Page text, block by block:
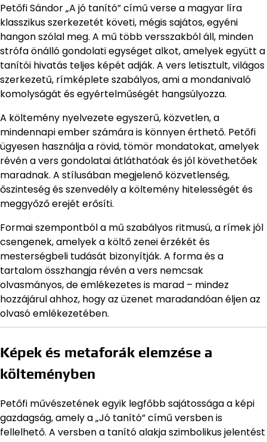
Petőfi Sándor „A jó tanító” című verse a magyar líra
klasszikus szerkezetét követi, mégis sajátos, egyéni
hangon szólal meg. A mű több versszakból áll, minden
strófa önálló gondolati egységet alkot, amelyek együtt a
tanítói hivatás teljes képét adják. A vers letisztult, világos
szerkezetű, rímképlete szabályos, ami a mondanivaló
komolyságát és egyértelműségét hangsúlyozza.
A költemény nyelvezete egyszerű, közvetlen, a
mindennapi ember számára is könnyen érthető. Petőfi
ügyesen használja a rövid, tömör mondatokat, amelyek
révén a vers gondolatai átláthatóak és jól követhetőek
maradnak. A stílusában megjelenő közvetlenség,
őszinteség és szenvedély a költemény hitelességét és
meggyőző erejét erősíti.
Formai szempontból a mű szabályos ritmusú, a rímek jól
csengenek, amelyek a költő zenei érzékét és
mesterségbeli tudását bizonyítják. A forma és a
tartalom összhangja révén a vers nemcsak
olvasmányos, de emlékezetes is marad – mindez
hozzájárul ahhoz, hogy az üzenet maradandóan éljen az
olvasó emlékezetében.
Képek és metaforák elemzése a
költeményben
Petőfi művészetének egyik legfőbb sajátossága a képi
gazdagság, amely a „Jó tanító” című versben is
fellelhető. A versben a tanító alakja szimbolikus jelentést